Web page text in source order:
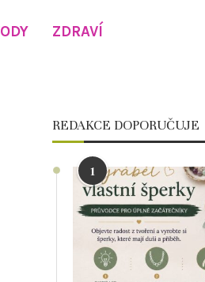
ZDRAVÍ
REDAKCE DOPORUČUJE
1